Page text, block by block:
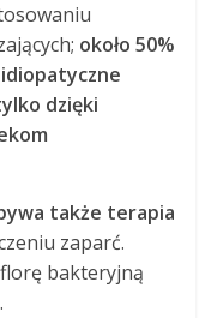
około 50%
dzięki
także terapia
zaparć.
bakteryjną